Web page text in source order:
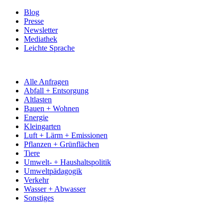
Blog
Presse
Newsletter
Mediathek
Leichte Sprache
Alle Anfragen
Abfall + Entsorgung
Altlasten
Bauen + Wohnen
Energie
Kleingarten
Luft + Lärm + Emissionen
Pflanzen + Grünflächen
Tiere
Umwelt- + Haushaltspolitik
Umweltpädagogik
Verkehr
Wasser + Abwasser
Sonstiges